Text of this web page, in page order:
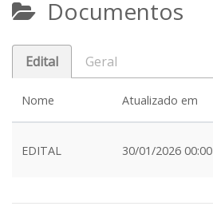
Documentos
Edital Geral
Nome Atualizado em
EDITAL 30/01/2026 00:00